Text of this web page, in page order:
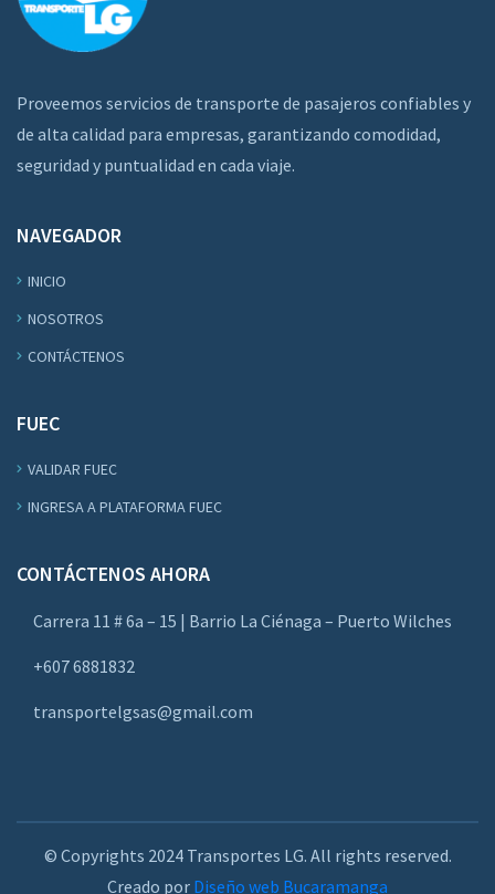
Proveemos servicios de transporte de pasajeros confiables y
de alta calidad para empresas, garantizando comodidad,
seguridad y puntualidad en cada viaje.
NAVEGADOR
INICIO
NOSOTROS
CONTÁCTENOS
FUEC
VALIDAR FUEC
INGRESA A PLATAFORMA FUEC
CONTÁCTENOS AHORA
Carrera 11 # 6a – 15 | Barrio La Ciénaga – Puerto Wilches
+607 6881832
transportelgsas@gmail.com
© Copyrights 2024 Transportes LG. All rights reserved.
Creado por Diseño web Bucaramanga